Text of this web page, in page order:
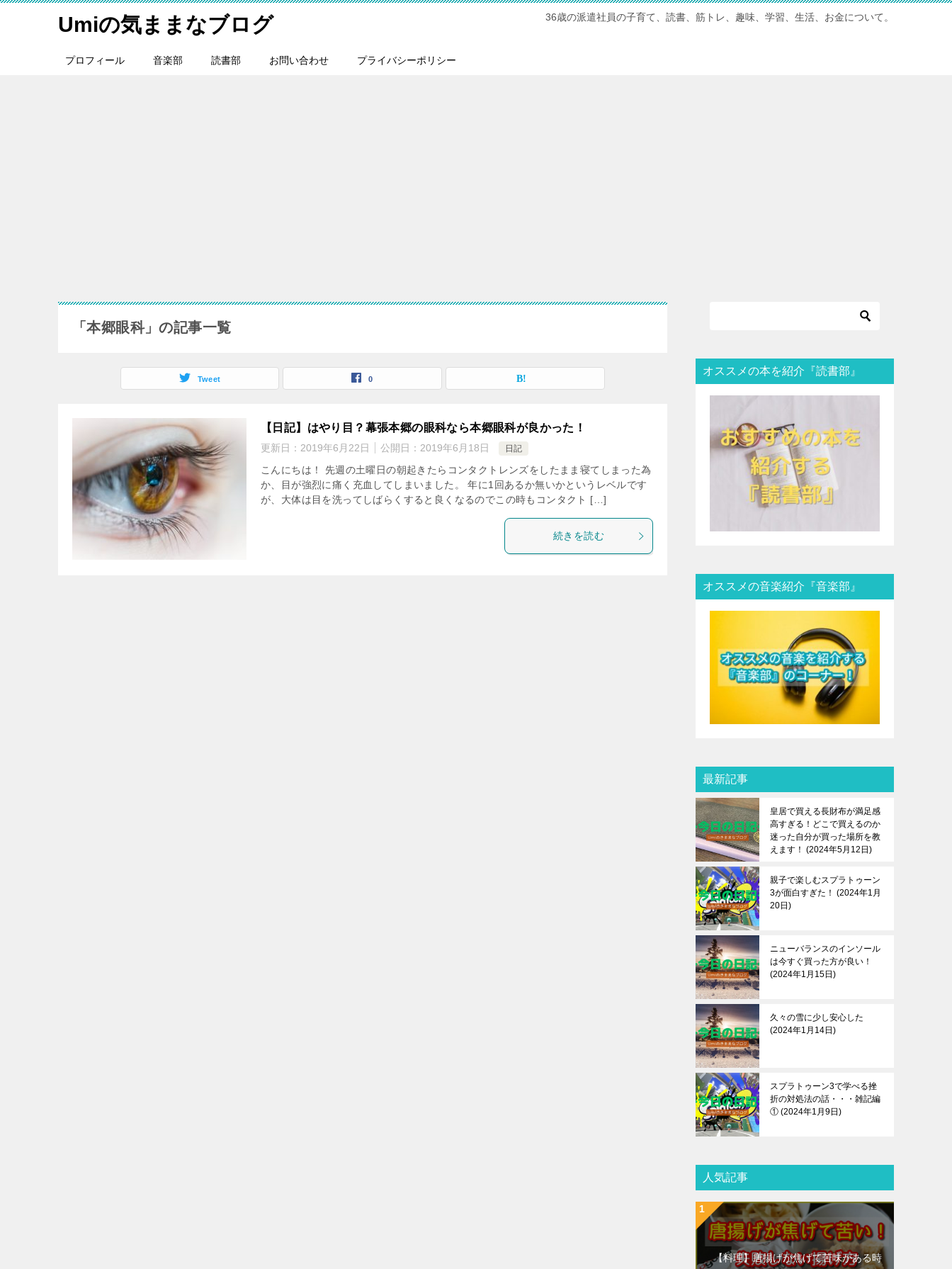
Umiの気ままなブログ 36歳の派遣社員の子育て、読書、筋トレ、趣味、学習、生活、お金について。
プロフィール 音楽部 読書部 お問い合わせ プライバシーポリシー
「本郷眼科」の記事一覧
Tweet 0
【日記】はやり目？幕張本郷の眼科なら本郷眼科が良かった！
更新日： 2019年6月22日 公開日： 2019年6月18日 日記
こんにちは！ 先週の土曜日の朝起きたらコンタクトレンズをしたまま寝てしまった為
か、目が強烈に痛く充血してしまいました。 年に1回あるか無いかというレベルです
が、大体は目を洗ってしばらくすると良くなるのでこの時もコンタクト […]
続きを読む
オススメの本を紹介『読書部』
オススメの音楽紹介『音楽部』
最新記事
皇居で買える長財布が満足感
高すぎる！どこで買えるのか
迷った自分が買った場所を教
えます！
2024年5月12日
親子で楽しむスプラトゥーン
3が面白すぎた！
2024年1月
20日
ニューバランスのインソール
は今すぐ買った方が良い！
2024年1月15日
久々の雪に少し安心した
2024年1月14日
スプラトゥーン3で学べる挫
折の対処法の話・・・雑記編
① 2024年1月9日
人気記事
【料理】唐揚げが焦げて苦味がある時